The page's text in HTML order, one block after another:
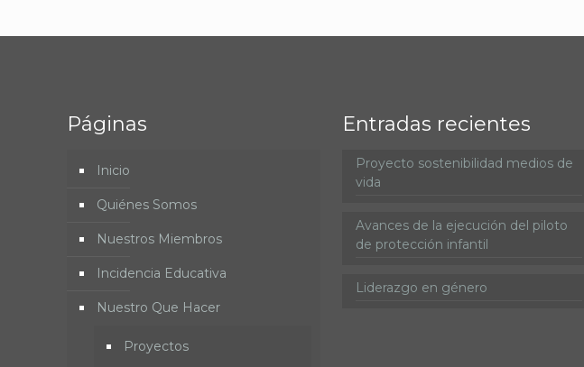
Páginas
Inicio
Quiénes Somos
Nuestros Miembros
Incidencia Educativa
Nuestro Que Hacer
Proyectos
Entradas recientes
Proyecto sostenibilidad medios de
vida
Avances de la ejecución del piloto
de protección infantil
Liderazgo en género